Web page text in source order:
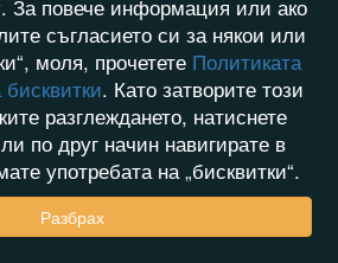
. За повече информация или ако
съгласието си за някои или
моля, прочетете Политиката
. Като затворите този
разглеждането, натиснете
по друг начин навигирате в
употребата на „бисквитки“.
Разбрах